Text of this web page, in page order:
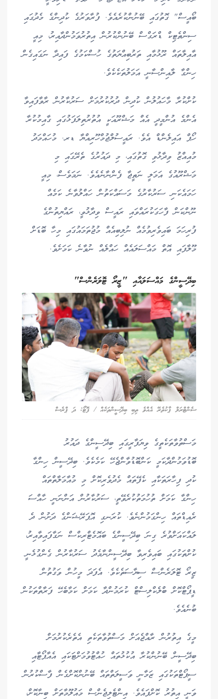
ބޯއީސް" ގޮތުގައި ބޭނުންކުރެއެވެ. ފުރާވަރުގެ ކުދިންގެ މެދުގައި
ސިންތެޓިކް ޑްރަގްސް ބޭނުންކުރުން އިތުރުވަމުންދާއިރު، މިއީ
އާއިލާތައް ރޫޅުމާއި ތަރުބިއްޔަތުގެ ހުސްކަމުގެ ފައިދާ ނަގައިގެން
ހިންގާ ލާއިންސާނީ އަމަލުތަކެކެވެ.
ކުށްކުރާ މާހައުލުން ކުދިން ދުރުކުރުމަށް ސަރުކާރުން ރާވާފައިވާ
އެންމެ އުންމީދީ އެއް މަޝްރޫއަކީ އުތުރުތިލަފަޅުގައި ގާއިމުކުރާ
ހޯޕް އައިލެންޑް އެވެ. ރައީސުލްޖުމްހޫރިއްޔާ ޑރ. މުހައްމަދު
މުއިއްޒު ވިދާޅުވި ގޮތުގައި، މި ދައުރުގެ ތެރޭގައި މި
މަޝްރޫއުގެ އަމަލީ ނަތީޖާ ފެންނާނެއެވެ. ނަމަވެސް، މިއީ
ހަމައެކަނި ސަރުކާރުގެ މަސައްކަތުން ހައްލުވާނެ ކަމެއް
ނޫންކަން ފާހަގަކުރައްވައި ރައީސް ވިދާޅުވީ، ރައްޔިތުންގެ
ފުރިހަމަ ބައިވެރިވުމެއް ނުލިބިއެއް މުޖުތަމައުގައި މިހާ ބޮޑަށް
މޫލާފައި އޮތް މައްސަލައެއް ހައްލެއް ނުވާނެ ކަމަށެވެ.
ބިދޭސީންގެ މައްސަލައާއި "ޒީރޯ ޓޮލަރެންސް"
ސެންޓްރަލް ޕާކުތެރޭ އެއްވެ ތިބި ބިދޭސީންތަކެއް / ފޮޓޯ: ދަ ޕްރެސް
މަސްތުވާތަކެތީގެ ވިޔަފާރީގައި ބިދޭސީންގެ ދައުރު
ބޮޑުވަމުންދާކަމީ ކަންބޮޑުވާންޖެހޭ ކަމެކެވެ. ބިދޭސީން ހިންގާ
ކުދި ފިހާރަތަކާއި ކެފޭތައް މެދުވެރިކޮށް މި މުއާމަލާތްތައް
ހިންގާ ކަމަށް ތުހުމަތުކުރެވޭތީ، ސަރުކާރުން އަންނަނީ ހާއްސަ
ރެއިޑްތައް ހިންގަމުންނެވެ. ކުރަނގި އޮޕަރޭޝަންގެ ދަށުން ދެ
ލައްކައަށްވުރެ ގިނަ ބިދޭސީންގެ ބައޮމެޓްރިކްސް ނަގާފައިވާއިރު،
ކުށްތަކުގައި ބައިވެރިވާ ބިދޭސީންނާމެދު ސަރުކާރުން ގެންގުޅެނީ
ޒީރޯ ޓޮލަރެންސް ސިޔާސަތެކެވެ. އެފަދަ މީހުން ވަގުތުން
ޑީޕޯޓްކޮށް ބްލެކްލިސްޓް ކުރަމުންދާ ކަމަށް ކަމާބެހޭ ފަރާތްތަކުން
ބުނެއެވެ.
މީގެ އިތުރުން ރާއްޖެއަށް މަސްތުވާތަކެތި އެތެރެކުރުމަށް
ބިދޭސީން ބޭނުންކުރާ އުކުޅުތައް ހުއްޓުވުމަށްޓަކައި އެއާޕޯޓާއި
ސީޕޯޓްތަކުގައި ޒަމާނީ ވަސީލަތްތައް ބޭނުންކޮށްގެން ފާސްކުރުން
ވަނީ އިތުރު ކޮށްފައެވެ. އިންޓެލިޖެންސް މައުލޫމާތަށް ބިނާކޮށް،